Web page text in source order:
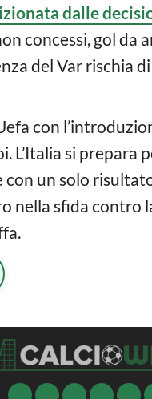
dalle
concessi, gol da
del Var rischia
con
L’Italia si
un solo
nella sfida